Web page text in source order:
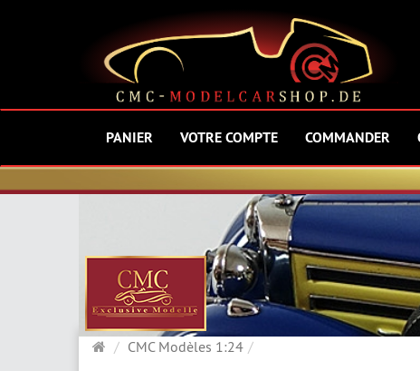
PANIER VOTRE COMPTE COMMANDER
PageCMC Modèles 1:24